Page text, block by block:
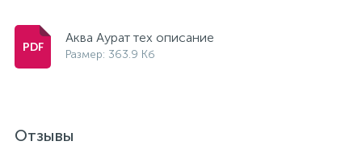
Аква Аурат тех описание
Размер: 363.9 Кб
Отзывы